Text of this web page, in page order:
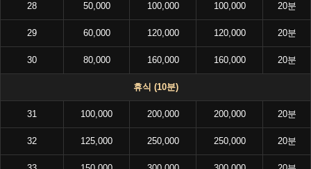
28 50,000 100,000 100,000 20분
29 60,000 120,000 120,000 20분
30 80,000 160,000 160,000 20분
휴식 (10분)
31 100,000 200,000 200,000 20분
32 125,000 250,000 250,000 20분